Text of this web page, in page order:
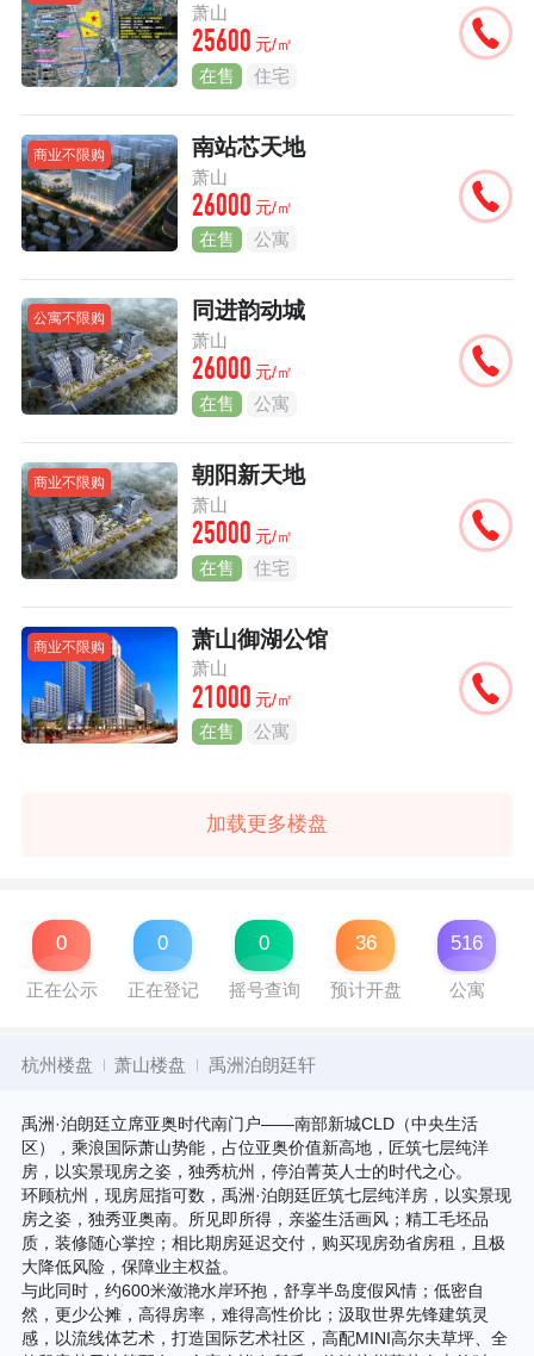
萧山
25600 元/㎡
在售 住宅
商业不限购 南站芯天地
萧山
26000 元/㎡
在售 公寓
公寓不限购 同进韵动城
萧山
26000 元/㎡
在售 公寓
商业不限购 朝阳新天地
萧山
25000 元/㎡
在售 住宅
商业不限购 萧山御湖公馆
萧山
21000 元/㎡
在售 公寓
加载更多楼盘
0
正在公示
0
正在登记
0
摇号查询
36
预计开盘
516
公寓
杭州楼盘 萧山楼盘 禹洲泊朗廷轩
禹洲·泊朗廷立席亚奥时代南门户——南部新城CLD（中央生活
区），乘浪国际萧山势能，占位亚奥价值新高地，匠筑七层纯洋
房，以实景现房之姿，独秀杭州，停泊菁英人士的时代之心。
环顾杭州，现房屈指可数，禹洲·泊朗廷匠筑七层纯洋房，以实景现
房之姿，独秀亚奥南。所见即所得，亲鉴生活画风；精工毛坯品
质，装修随心掌控；相比期房延迟交付，购买现房劲省房租，且极
大降低风险，保障业主权益。
与此同时，约600米潋滟水岸环抱，舒享半岛度假风情；低密自
然，更少公摊，高得房率，难得高性价比；汲取世界先锋建筑灵
感，以流线体艺术，打造国际艺术社区，高配MINI高尔夫草坪、全